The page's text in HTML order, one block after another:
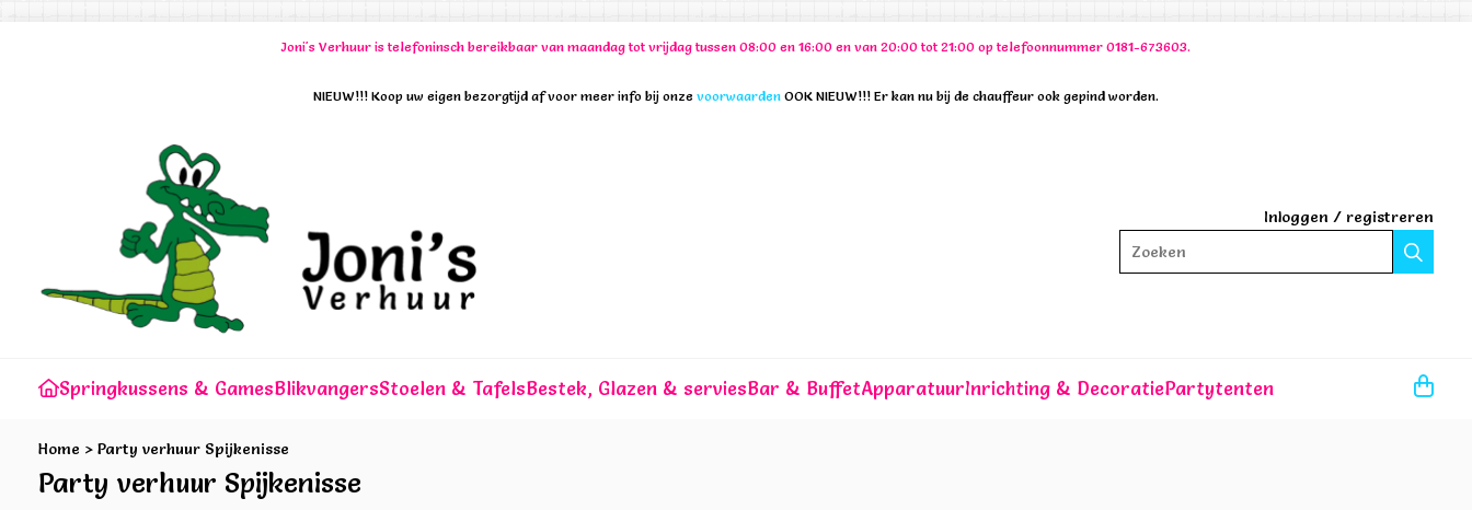
Joni's Verhuur is telefoninsch bereikbaar van maandag tot vrijdag tussen 08:00 en 16:00 en van 20:00 tot 21:00 op telefoonnummer 0181-673603.
NIEUW!!! Koop uw eigen bezorgtijd af voor meer info bij onze voorwaarden OOK NIEUW!!! Er kan nu bij de chauffeur ook gepind worden.
Inloggen / registreren
Zoeken
Springkussens & GamesBlikvangersStoelen & TafelsBestek, Glazen & serviesBar & BuffetApparatuurInrichting & DecoratiePartytenten
Home > Party verhuur Spijkenisse
Party verhuur Spijkenisse